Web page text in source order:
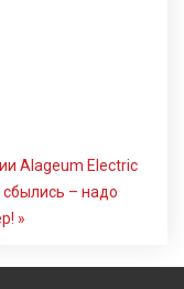
Alageum Electric
– надо
»